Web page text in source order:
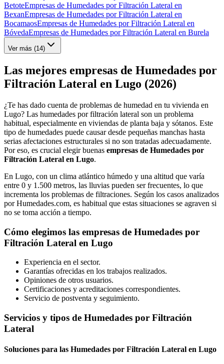
BetoteEmpresas de Humedades por Filtración Lateral en
BexanEmpresas de Humedades por Filtración Lateral en
BocamaosEmpresas de Humedades por Filtración Lateral en
BóvedaEmpresas de Humedades por Filtración Lateral en Burela
Ver más (14)
Las mejores empresas de Humedades por
Filtración Lateral en Lugo (2026)
¿Te has dado cuenta de problemas de humedad en tu vivienda en
Lugo? Las humedades por filtración lateral son un problema
habitual, especialmente en viviendas de planta baja y sótanos. Este
tipo de humedades puede causar desde pequeñas manchas hasta
serias afectaciones estructurales si no son tratadas adecuadamente.
Por eso, es crucial elegir buenas empresas de Humedades por
Filtración Lateral en Lugo.
En Lugo, con un clima atlántico húmedo y una altitud que varía
entre 0 y 1.500 metros, las lluvias pueden ser frecuentes, lo que
incrementa los problemas de filtraciones. Según los casos analizados
por Humedades.com, es habitual que estas situaciones se agraven si
no se toma acción a tiempo.
Cómo elegimos las empresas de Humedades por
Filtración Lateral en Lugo
Experiencia en el sector.
Garantías ofrecidas en los trabajos realizados.
Opiniones de otros usuarios.
Certificaciones y acreditaciones correspondientes.
Servicio de postventa y seguimiento.
Servicios y tipos de Humedades por Filtración
Lateral
Soluciones para las Humedades por Filtración Lateral en Lugo